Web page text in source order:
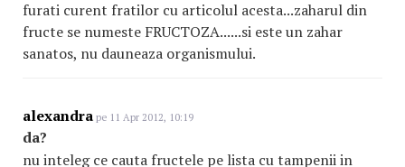
furati curent fratilor cu articolul acesta...zaharul din
fructe se numeste FRUCTOZA......si este un zahar
sanatos, nu dauneaza organismului.
alexandra pe 11 Apr 2012, 10:19
da?
nu inteleg ce cauta fructele pe lista cu tampenii in